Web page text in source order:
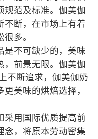
规范及标准。伽美伽
不断，在市场上有着
多。
是不可缺少的，美味
，前景无限。伽美伽
不断追求，伽美伽奶
美味的烘焙选择，
采用国际优质提高前
念，将原本劳动密集